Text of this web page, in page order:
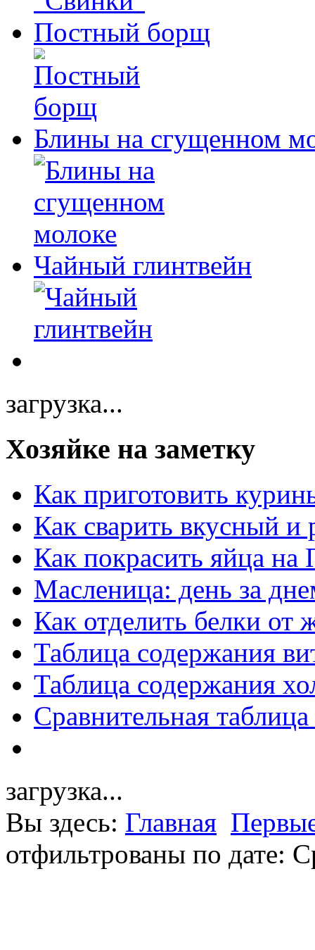
Постный борщ
Блины на сгущенном
Чайный глинтвейн
загрузка...
Хозяйке на заметку
Как приготовить
Как сварить вкусный и
Как покрасить яйца на
Масленица: день за
Как отделить белки от
Таблица содержания
Таблица содержания
Сравнительная
загрузка...
Вы здесь: Главная
отфильтрованы по дате: